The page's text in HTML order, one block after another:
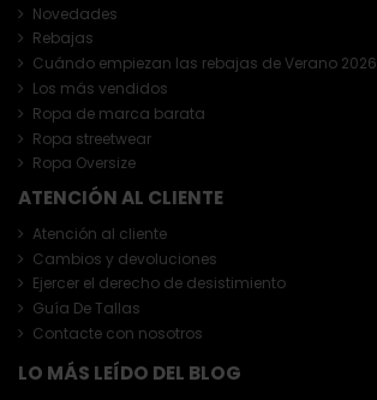
Novedades
Rebajas
Cuándo empiezan las rebajas de Verano 2026
Los más vendidos
Ropa de marca barata
Ropa streetwear
Ropa Oversize
ATENCIÓN AL CLIENTE
Atención al cliente
Cambios y devoluciones
Ejercer el derecho de desistimiento
Guía De Tallas
Contacte con nosotros
LO MÁS LEÍDO DEL BLOG